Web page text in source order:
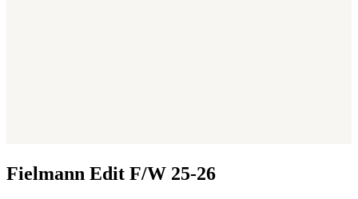
Fielmann Edit F/W 25-26​